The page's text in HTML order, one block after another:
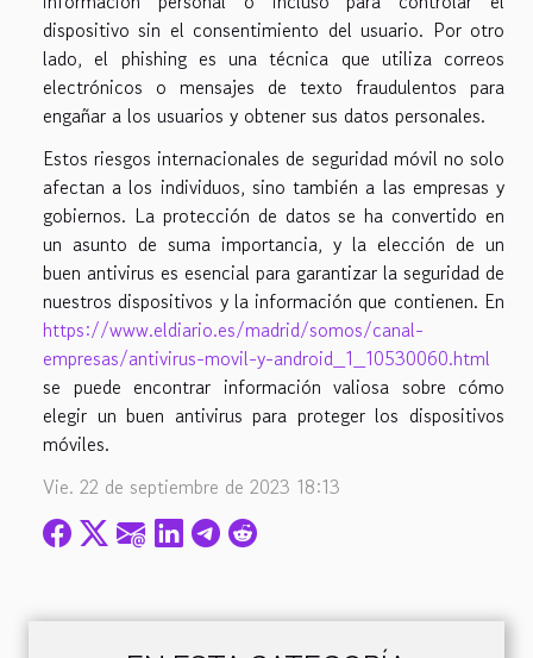
dispositivo sin el consentimiento del usuario. Por otro
lado, el phishing es una técnica que utiliza correos
electrónicos o mensajes de texto fraudulentos para
engañar a los usuarios y obtener sus datos personales.
Estos riesgos internacionales de seguridad móvil no solo
afectan a los individuos, sino también a las empresas y
gobiernos. La protección de datos se ha convertido en
un asunto de suma importancia, y la elección de un
buen antivirus es esencial para garantizar la seguridad de
nuestros dispositivos y la información que contienen. En
https://www.eldiario.es/madrid/somos/canal-
empresas/antivirus-movil-y-android_1_10530060.html
se puede encontrar información valiosa sobre cómo
elegir un buen antivirus para proteger los dispositivos
móviles.
Vie. 22 de septiembre de 2023 18:13